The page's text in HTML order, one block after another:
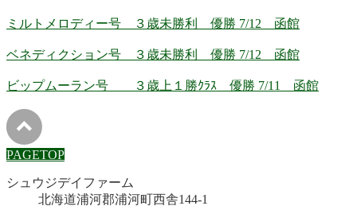
ミルトメロディー号 ３歳未勝利 優勝 7/12 函館
ベネディクション号 ３歳未勝利 優勝 7/12 函館
ビップムーラン号 ３歳上１勝ｸﾗｽ 優勝 7/11 函館
PAGETOP
シュウジデイファーム
北海道浦河郡浦河町西舎144-1